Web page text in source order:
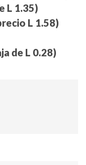
L 1.35)
L 1.58)
de L 0.28)